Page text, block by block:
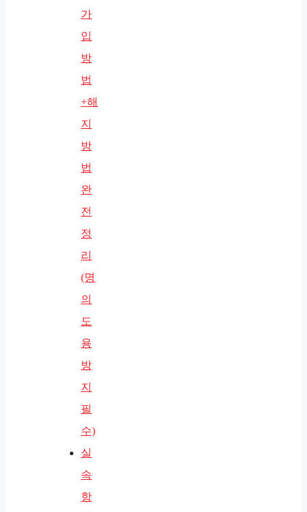
가
입
방
법
+해
지
방
법
완
전
정
리
(명
의
도
용
방
지
필
수)
실
속
항